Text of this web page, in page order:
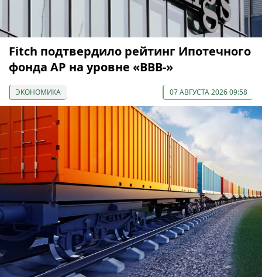
Fitch подтвердило рейтинг Ипотечного
фонда АР на уровне «BBB-»
ЭКОНОМИКА 07 АВГУСТА 2026 09:58